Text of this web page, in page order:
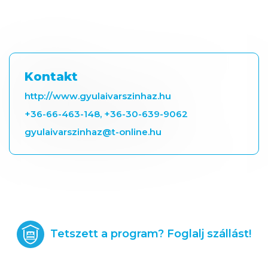
Kontakt
http://www.gyulaivarszinhaz.hu
+36-66-463-148, +36-30-639-9062
gyulaivarszinhaz@t-online.hu
Tetszett a program? Foglalj szállást!